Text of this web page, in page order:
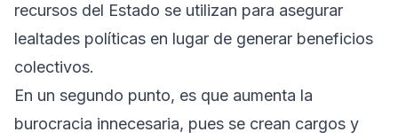
recursos del Estado se utilizan para asegurar
lealtades políticas en lugar de generar beneficios
colectivos.
En un segundo punto, es que aumenta la
burocracia innecesaria, pues se crean cargos y